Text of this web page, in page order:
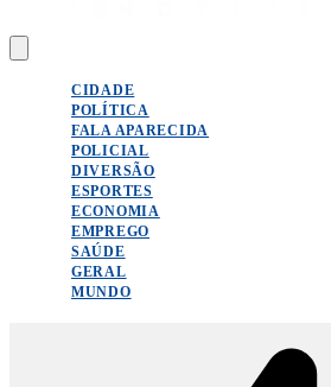
CIDADE
POLÍTICA
FALA APARECIDA
POLICIAL
DIVERSÃO
ESPORTES
ECONOMIA
EMPREGO
SAÚDE
GERAL
MUNDO